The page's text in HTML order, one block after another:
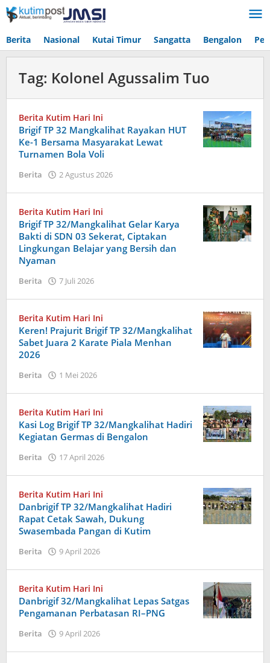
Lewati
ke
Berita Nasional Kutai Timur Sangatta Bengalon
Tag: Kolonel Agussalim Tuo
Berita Kutim Hari Ini
Brigif TP 32 Mangkalihat Rayakan HUT
Ke-1 Bersama Masyarakat Lewat
Turnamen Bola Voli
Berita 2 Agustus 2026
Berita Kutim Hari Ini
Brigif TP 32/Mangkalihat Gelar Karya
Bakti di SDN 03 Sekerat, Ciptakan
Lingkungan Belajar yang Bersih dan
Nyaman
Berita 7 Juli 2026
Berita Kutim Hari Ini
Keren! Prajurit Brigif TP 32/Mangkalihat
Sabet Juara 2 Karate Piala Menhan
2026
Berita 1 Mei 2026
Berita Kutim Hari Ini
Kasi Log Brigif TP 32/Mangkalihat Hadiri
Kegiatan Germas di Bengalon
Berita 17 April 2026
Berita Kutim Hari Ini
Danbrigif TP 32/Mangkalihat Hadiri
Rapat Cetak Sawah, Dukung
Swasembada Pangan di Kutim
Berita 9 April 2026
Berita Kutim Hari Ini
Danbrigif 32/Mangkalihat Lepas Satgas
Pengamanan Perbatasan RI–PNG
Berita 9 April 2026